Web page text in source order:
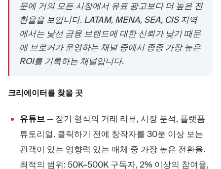
문에 거의 모든 시장에서 유료 광고보다 더 높은 전
환율을 보입니다. LATAM, MENA, SEA, CIS 지역
에서는 낯선 금융 브랜드에 대한 신뢰가 낮기 때문
에 브로커가 운영하는 채널 중에서 종종 가장 높은
ROI를 기록하는 채널입니다.
크리에이터를 찾을 곳
유튜브 — 장기 형식의 거래 리뷰, 시장 분석, 플랫폼
튜토리얼. 클릭하기 전에 창작자를 30분 이상 보는
관객이 있는 영향력 있는 매체 중 가장 높은 전환율.
최적의 범위: 50K–500K 구독자, 2% 이상의 참여율,